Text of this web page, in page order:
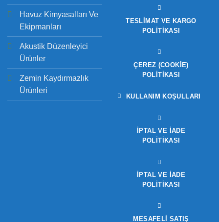
Havuz Kimyasalları Ve
Ekipmanları
Akustik Düzenleyici
Ürünler
Zemin Kaydırmazlık
Ürünleri
TESLIMAT VE KARGO
POLITIKASI
ÇEREZ (COOKIE)
POLITIKASI
KULLANIM KOŞULLARI
İPTAL VE İADE
POLITIKASI
İPTAL VE İADE
POLITIKASI
MESAFELİ SATIŞ